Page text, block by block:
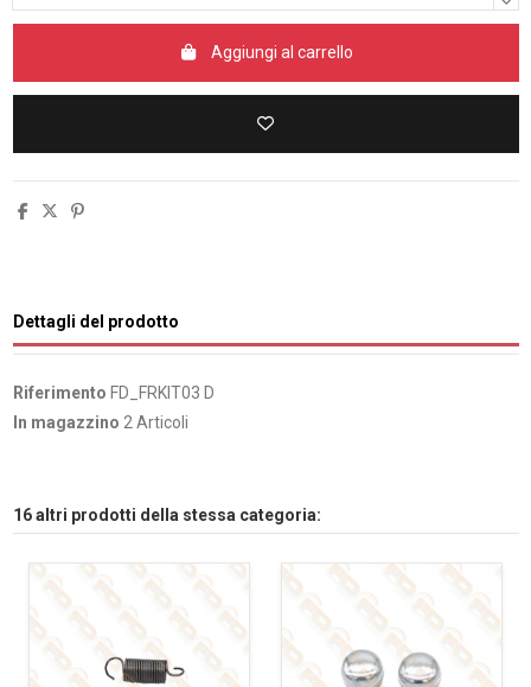
Aggiungi al carrello
Dettagli del prodotto
Riferimento FD_FRKIT03 D
In magazzino 2 Articoli
16 altri prodotti della stessa categoria: